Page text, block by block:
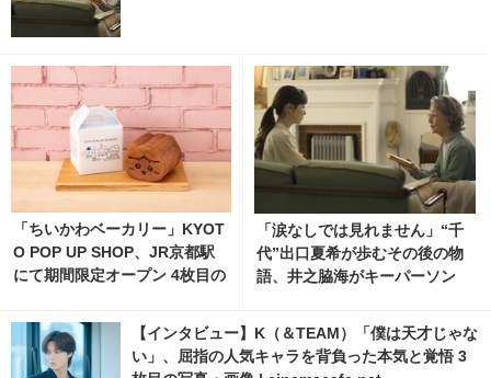
「ちいかわベーカリー」KYOT
O POP UP SHOP、JR京都駅
にて期間限定オープン 4枚目の
「涙なしでは見れません」“千
代”出口夏希が歩むその後の物
語、井之脇海がキーパーソン
出会いたい。』 9枚目の写真・
画像 | cinemacafe.net
【インタビュー】K（＆TEAM）「僕は天才じゃな
い」、屈指の人気キャラを背負った本気と覚悟 3